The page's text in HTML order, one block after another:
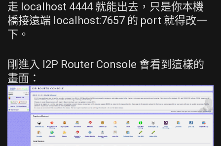
走 localhost 4444 就能出去，只是你本機
橋接遠端 localhost:7657 的 port 就得改一
下。
剛進入 I2P Router Console 會看到這樣的
畫面：